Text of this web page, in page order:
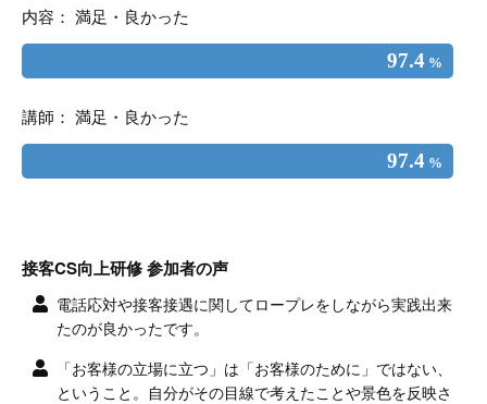
内容： 満足・良かった
97.4 %
講師： 満足・良かった
97.4 %
接客CS向上研修 参加者の声
電話応対や接客接遇に関してロープレをしながら実践出来
たのが良かったです。
「お客様の立場に立つ」は「お客様のために」ではない、
ということ。自分がその目線で考えたことや景色を反映さ